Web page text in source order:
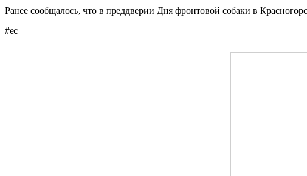
Ранее сообщалось, что в преддверии Дня фронтовой собаки в
#ес